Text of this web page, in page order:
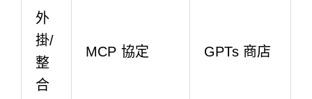
外
掛/
整
合
MCP 協定 GPTs 商店